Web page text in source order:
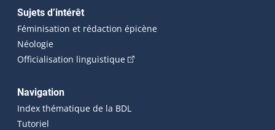
Sujets d’intérêt
Féminisation et rédaction épicène
Néologie
Officialisation linguistique(Cet hyperlien externe s'ouvrira
Navigation
Index thématique de la BDL
Tutoriel